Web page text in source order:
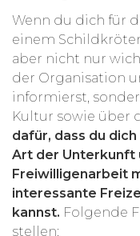
Wenn du dich für
einem
aber nicht nur
der Organisation
informierst,
Kultur sowie über
dafür, dass du
Art der Unterkunft
Freiwilligenarbeit
interessante
kannst. Folgende
stellen: